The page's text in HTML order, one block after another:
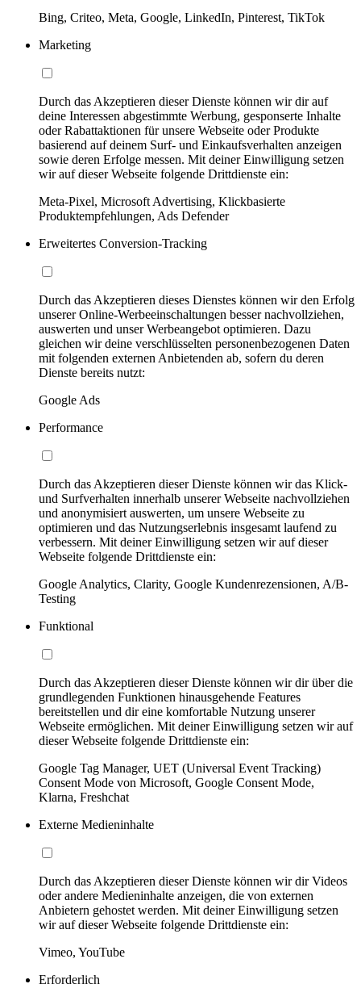
Bing, Criteo, Meta, Google, LinkedIn, Pinterest, TikTok
Marketing
Durch das Akzeptieren dieser Dienste können wir dir auf
deine Interessen abgestimmte Werbung, gesponserte Inhalte
oder Rabattaktionen für unsere Webseite oder Produkte
basierend auf deinem Surf- und Einkaufsverhalten anzeigen
sowie deren Erfolge messen. Mit deiner Einwilligung setzen
wir auf dieser Webseite folgende Drittdienste ein:
Meta-Pixel, Microsoft Advertising, Klickbasierte
Produktempfehlungen, Ads Defender
Erweitertes Conversion-Tracking
Durch das Akzeptieren dieses Dienstes können wir den Erfolg
unserer Online-Werbeeinschaltungen besser nachvollziehen,
auswerten und unser Werbeangebot optimieren. Dazu
gleichen wir deine verschlüsselten personenbezogenen Daten
mit folgenden externen Anbietenden ab, sofern du deren
Dienste bereits nutzt:
Google Ads
Performance
Durch das Akzeptieren dieser Dienste können wir das Klick-
und Surfverhalten innerhalb unserer Webseite nachvollziehen
und anonymisiert auswerten, um unsere Webseite zu
optimieren und das Nutzungserlebnis insgesamt laufend zu
verbessern. Mit deiner Einwilligung setzen wir auf dieser
Webseite folgende Drittdienste ein:
Google Analytics, Clarity, Google Kundenrezensionen, A/B-
Testing
Funktional
Durch das Akzeptieren dieser Dienste können wir dir über die
grundlegenden Funktionen hinausgehende Features
bereitstellen und dir eine komfortable Nutzung unserer
Webseite ermöglichen. Mit deiner Einwilligung setzen wir auf
dieser Webseite folgende Drittdienste ein:
Google Tag Manager, UET (Universal Event Tracking)
Consent Mode von Microsoft, Google Consent Mode,
Klarna, Freshchat
Externe Medieninhalte
Durch das Akzeptieren dieser Dienste können wir dir Videos
oder andere Medieninhalte anzeigen, die von externen
Anbietern gehostet werden. Mit deiner Einwilligung setzen
wir auf dieser Webseite folgende Drittdienste ein:
Vimeo, YouTube
Erforderlich